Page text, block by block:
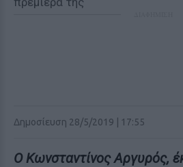
Δημοσίευση 28/5/2019 | 17:55
Ο Κωνσταντίνος Αργυρός,